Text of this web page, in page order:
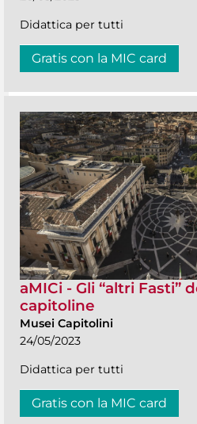
Didattica per tutti
Gratis con la MIC card
aMICi - Gli “altri Fasti”
capitoline
Musei Capitolini
24/05/2023
Didattica per tutti
Gratis con la MIC card